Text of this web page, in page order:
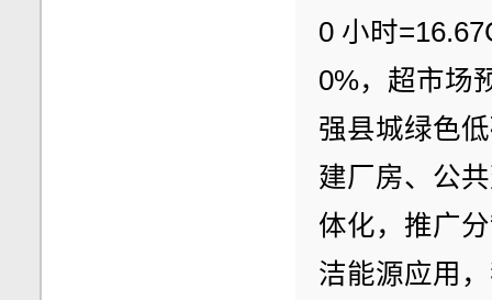
0 小时
0%，超市场
强县城绿色
建厂房、公
体化，推广
洁能源应用